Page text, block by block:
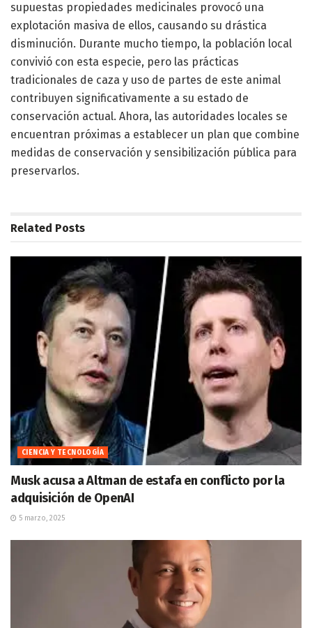
supuestas propiedades medicinales provocó una
explotación masiva de ellos, causando su drástica
disminución. Durante mucho tiempo, la población local
convivió con esta especie, pero las prácticas
tradicionales de caza y uso de partes de este animal
contribuyen significativamente a su estado de
conservación actual. Ahora, las autoridades locales se
encuentran próximas a establecer un plan que combine
medidas de conservación y sensibilización pública para
preservarlos.
Related Posts
CIENCIA Y TECNOLOGÍA
Musk acusa a Altman de estafa en conflicto por la
adquisición de OpenAI
5 marzo, 2025